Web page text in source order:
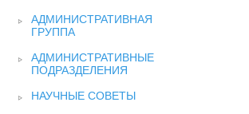
АДМИНИСТРАТИВНАЯ
ГРУППА
АДМИНИСТРАТИВНЫЕ
ПОДРАЗДЕЛЕНИЯ
НАУЧНЫЕ СОВЕТЫ